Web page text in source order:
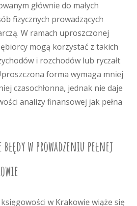
głównie do małych
fizycznych prowadzących
W ramach uproszczonej
mogą korzystać z takich
i rozchodów lub ryczałt
forma wymaga mniej
czasochłonna, jednak nie daje
analizy finansowej jak pełna
błędy w prowadzeniu pełnej
w Krakowie wiąże się